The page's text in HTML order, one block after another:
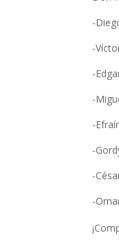
-
-
-
-
-
-
-
-